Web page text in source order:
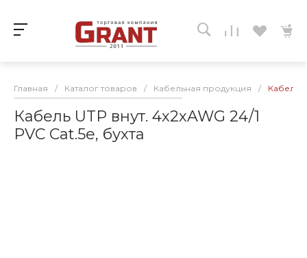
Главная / Каталог товаров / Кабельная продукция / Кабель
Кабель UTP внут. 4х2хAWG 24/1
PVC Cat.5e, бухта